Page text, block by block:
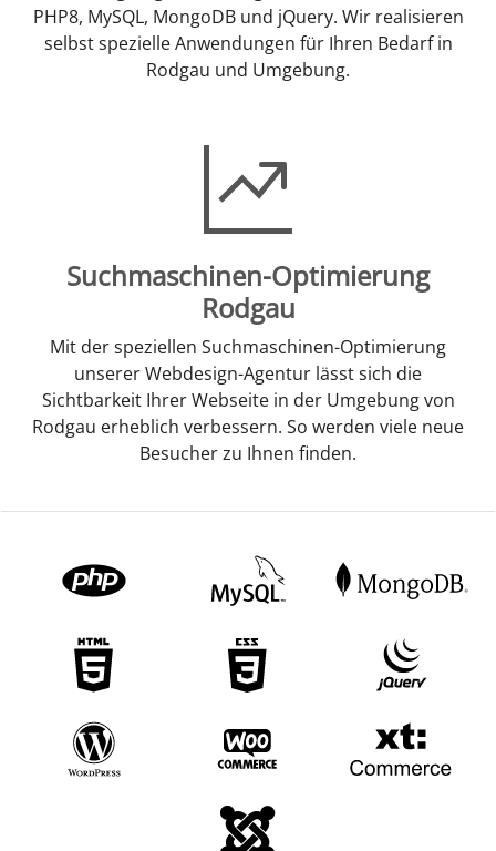
PHP8, MySQL, MongoDB und jQuery. Wir realisieren
selbst spezielle Anwendungen für Ihren Bedarf in
Rodgau und Umgebung.
Suchmaschinen-Optimierung
Rodgau
Mit der speziellen Suchmaschinen-Optimierung
unserer Webdesign-Agentur lässt sich die
Sichtbarkeit Ihrer Webseite in der Umgebung von
Rodgau erheblich verbessern. So werden viele neue
Besucher zu Ihnen finden.